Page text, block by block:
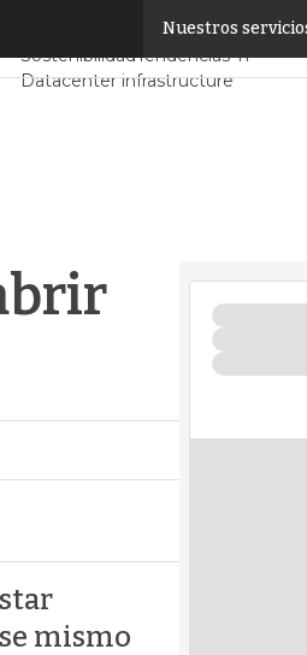
Nuestros
Servidores CPD y Mercado
SostenibilidadTendencias TI
Datacenter infrastructure
mismo